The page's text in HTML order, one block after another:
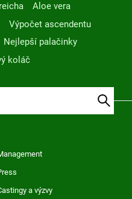
Aloe vera
Výpočet ascendentu
Nejlepší palačinky
koláč
a výzvy